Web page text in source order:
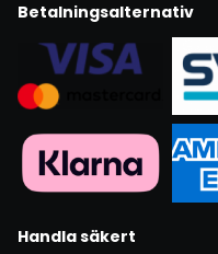
Betalningsalternativ
Handla säkert